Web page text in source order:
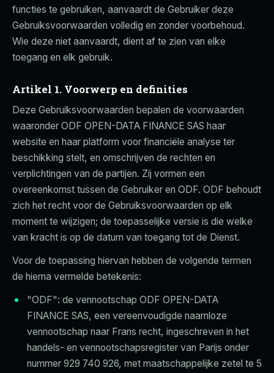
functies te gebruiken, aanvaardt de Gebruiker deze
Gebruiksvoorwaarden volledig en zonder voorbehoud.
Wie deze niet aanvaardt, dient af te zien van elke
toegang en elk gebruik.
Artikel 1. Voorwerp en definities
Deze Gebruiksvoorwaarden bepalen de voorwaarden
waaronder ODF OPEN-DATA FINANCE SAS haar
website en haar platform voor financiële analyse ter
beschikking stelt, en omschrijven de rechten en
verplichtingen van de partijen. Zij vormen een
overeenkomst tussen de Gebruiker en ODF. ODF behoudt
zich het recht voor de Gebruiksvoorwaarden op elk
moment te wijzigen; de toepasselijke versie is die welke
van kracht is op de datum van toegang tot de Dienst.
Voor de toepassing hiervan hebben de volgende termen
de hierna vermelde betekenis:
"ODF": de vennootschap ODF OPEN-DATA
FINANCE SAS, een vereenvoudigde naamloze
vennootschap naar Frans recht, ingeschreven in het
handels- en vennootschapsregister van Parijs onder
nummer 929 740 926, met maatschappelijke zetel te 5